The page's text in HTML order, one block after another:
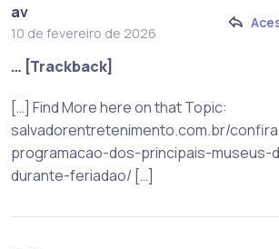
av
10 de fevereiro de 2026
… [Trackback]
[…] Find More here on that Topic:
salvadorentretenimento.com.br/
programacao-dos-principais-museus-
durante-feriadao/ […]